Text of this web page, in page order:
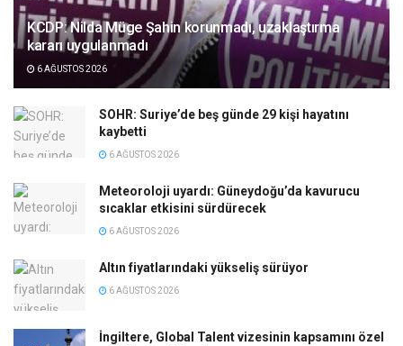
KCDP: Nilda Müge Şahin korunmadı, uzaklaştırma
kararı uygulanmadı
6 AĞUSTOS 2026
SOHR: Suriye’de beş günde 29 kişi hayatını
kaybetti
6 AĞUSTOS 2026
Meteoroloji uyardı: Güneydoğu’da kavurucu
sıcaklar etkisini sürdürecek
6 AĞUSTOS 2026
Altın fiyatlarındaki yükseliş sürüyor
6 AĞUSTOS 2026
İngiltere, Global Talent vizesinin kapsamını özel